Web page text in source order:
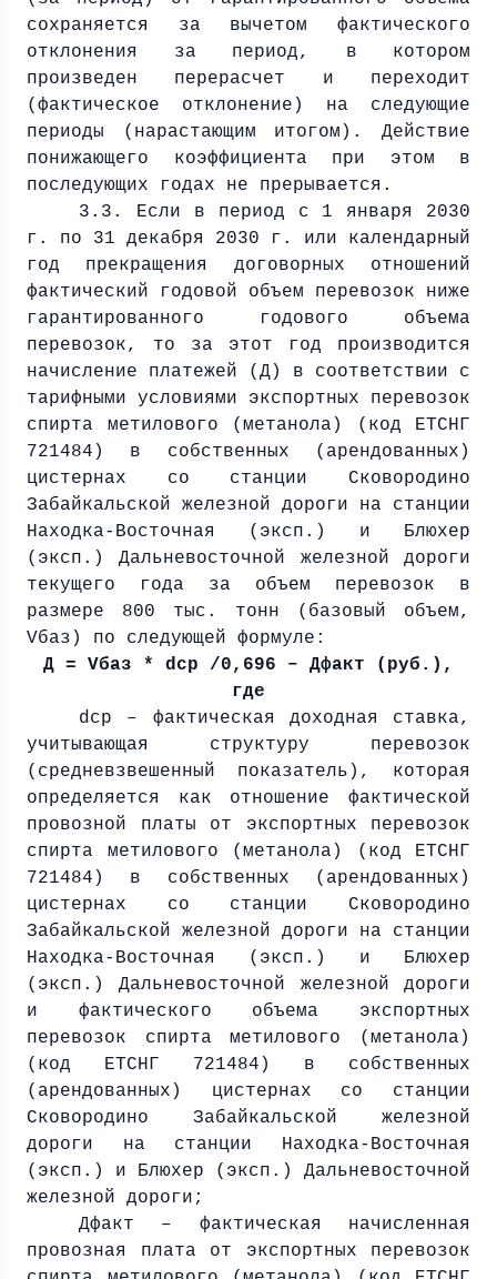
сохраняется за вычетом фактического
отклонения за период, в котором
произведен перерасчет и переходит
(фактическое отклонение) на следующие
периоды (нарастающим итогом). Действие
понижающего коэффициента при этом в
последующих годах не прерывается.
3.3. Если в период с 1 января 2030
г . по 31 декабря 2030 г . или календарный
год прекращения договорных отношений
фактический годовой объем перевозок ниже
гарантированного годового объема
перевозок, то за этот год производится
начисление платежей (Д) в соответствии с
тарифными условиями экспортных перевозок
спирта метилового (метанола) (код ЕТСНГ
721484) в собственных (арендованных)
цистернах со станции Сковородино
Забайкальской железной дороги на станции
Находка-Восточная (эксп.) и Блюхер
(эксп.) Дальневосточной железной дороги
текущего года за объем перевозок в
размере 800 тыс. тонн (базовый объем,
Vбаз) по следующей формуле:
Д = Vбаз * dср /0,696 – Дфакт (руб.),
где
dср – фактическая доходная ставка,
учитывающая структуру перевозок
(средневзвешенный показатель), которая
определяется как отношение фактической
провозной платы от экспортных перевозок
спирта метилового (метанола) (код ЕТСНГ
721484) в собственных (арендованных)
цистернах со станции Сковородино
Забайкальской железной дороги на станции
Находка-Восточная (эксп.) и Блюхер
(эксп.) Дальневосточной железной дороги
и фактического объема экспортных
перевозок спирта метилового (метанола)
(код ЕТСНГ 721484) в собственных
(арендованных) цистернах со станции
Сковородино Забайкальской железной
дороги на станции Находка-Восточная
(эксп.) и Блюхер (эксп.) Дальневосточной
железной дороги;
Дфакт – фактическая начисленная
провозная плата от экспортных перевозок